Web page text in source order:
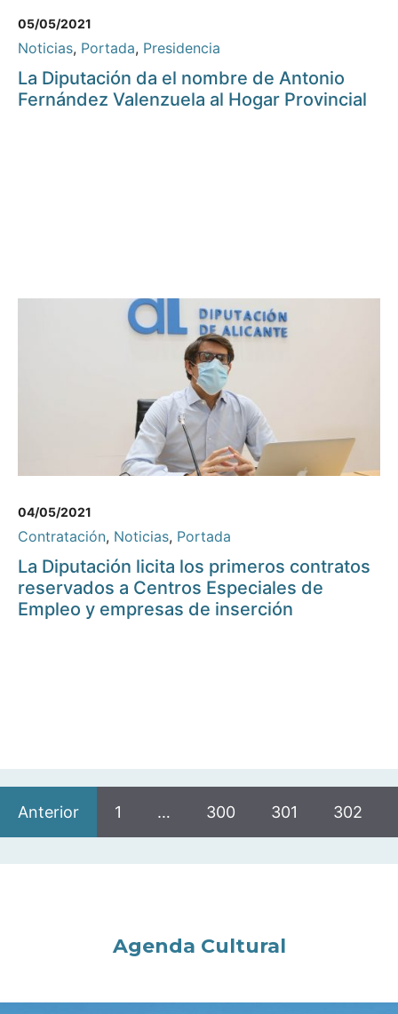
05/05/2021
Noticias, Portada, Presidencia
La Diputación da el nombre de Antonio
Fernández Valenzuela al Hogar Provincial
04/05/2021
Contratación, Noticias, Portada
La Diputación licita los primeros contratos
reservados a Centros Especiales de
Empleo y empresas de inserción
Anterior 1 … 300 301 302
Agenda Cultural